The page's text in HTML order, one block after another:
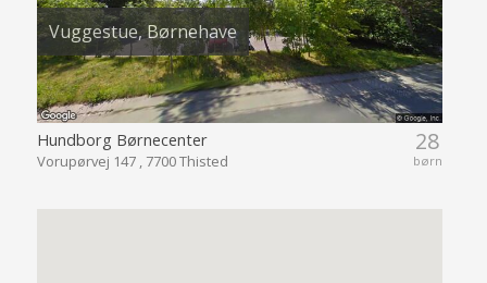
Vuggestue, Børnehave
28
børn
Hundborg Børnecenter
Vorupørvej 147 , 7700 Thisted